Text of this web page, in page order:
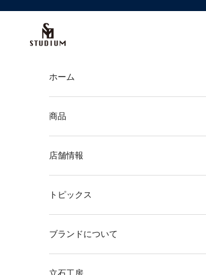
STUDIUM
ホーム
商品
店舗情報
トピックス
ブランドについて